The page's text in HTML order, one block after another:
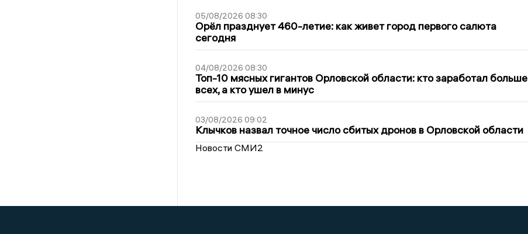
05/08/2026 08:30
Орёл празднует 460-летие: как живет город первого салюта
сегодня
04/08/2026 08:30
Топ-10 мясных гигантов Орловской области: кто заработал больше
всех, а кто ушел в минус
03/08/2026 09:02
Клычков назвал точное число сбитых дронов в Орловской области
Новости СМИ2